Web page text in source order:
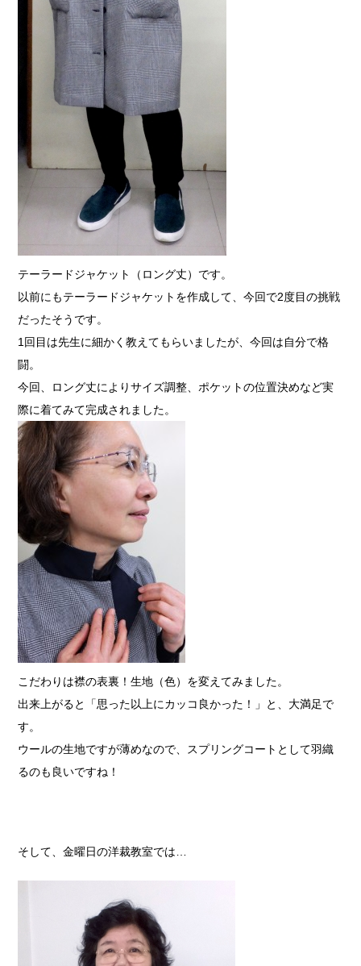
テーラードジャケット（ロング丈）です。
以前にもテーラードジャケットを作成して、今回で2度目の挑戦
だったそうです。
1回目は先生に細かく教えてもらいましたが、今回は自分で格
闘。
今回、ロング丈によりサイズ調整、ポケットの位置決めなど実
際に着てみて完成されました。
こだわりは襟の表裏！生地（色）を変えてみました。
出来上がると「思った以上にカッコ良かった！」と、大満足で
す。
ウールの生地ですが薄めなので、スプリングコートとして羽織
るのも良いですね！
そして、金曜日の洋裁教室では…